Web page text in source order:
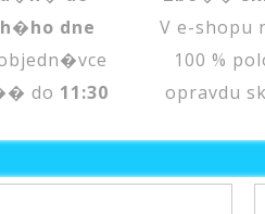
dne
do 11:30
V e-shopu
100 %
opravdu